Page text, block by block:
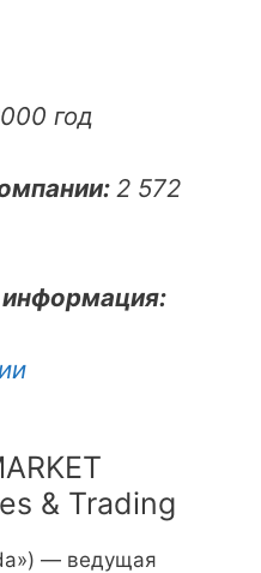
год
2 572
& Trading
— ведущая